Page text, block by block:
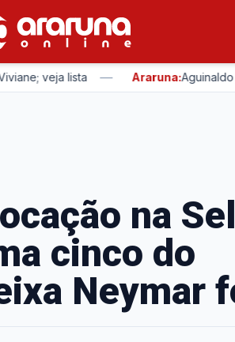
veja lista — Araruna:Aguinaldo
na
cinco do
Neymar